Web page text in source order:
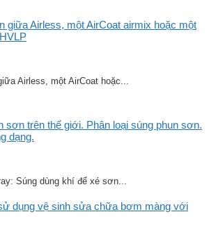
giữa Airless, một AirCoat airmix hoặc một
Airless, một AirCoat hoặc...
sơn trên thế giới. Phân loại súng phun sơn.
dạng.
Súng dùng khí để xé sơn...
dụng vệ sinh sửa chữa bơm màng với